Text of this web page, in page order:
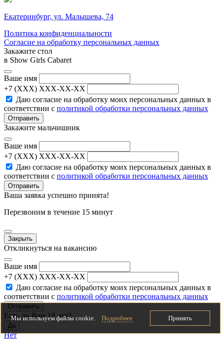
Екатеринбург, ул. Малышева, 74
Политика конфиденциальности
Согласие на обработку персональных данных
Закажите стол
в Show Girls Cabaret
Ваше имя
+7 (XXX) XXX-XX-XX
Даю согласие на обработку моих персональных данных в
соответствии с политикой обработки персональных данных
Отправить
Закажите мальчишник
Ваше имя
+7 (XXX) XXX-XX-XX
Даю согласие на обработку моих персональных данных в
соответствии с политикой обработки персональных данных
Отправить
Ваша заявка успешно принята!
Перезвоним в течение 15 минут
Закрыть
Откликнуться на вакансию
Ваше имя
+7 (XXX) XXX-XX-XX
Даю согласие на обработку моих персональных данных в
соответствии с политикой обработки персональных данных
Отправить
Мы используем файлы cookie.
Подробнее Принять
Есть ли Вам 18 лет?
Да
Нет